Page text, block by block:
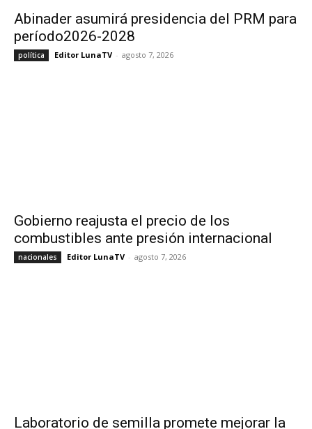
Abinader asumirá presidencia del PRM para
período2026-2028
política Editor LunaTV - agosto 7, 2026
Gobierno reajusta el precio de los
combustibles ante presión internacional
nacionales Editor LunaTV - agosto 7, 2026
Laboratorio de semilla promete mejorar la